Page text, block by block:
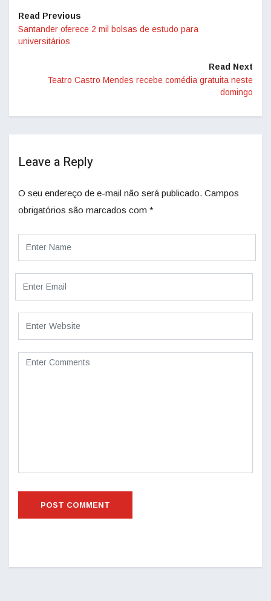
Read Previous
Santander oferece 2 mil bolsas de estudo para
universitários
Read Next
Teatro Castro Mendes recebe comédia gratuita neste
domingo
Leave a Reply
O seu endereço de e-mail não será publicado. Campos
obrigatórios são marcados com *